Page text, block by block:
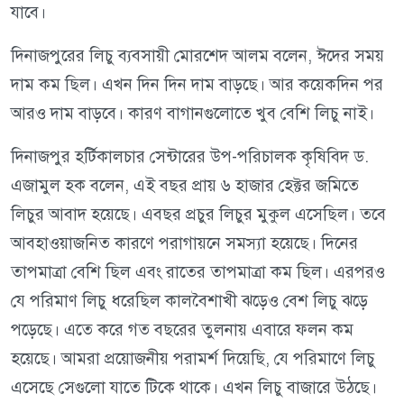
যাবে।
দিনাজপুরের লিচু ব্যবসায়ী মোরশেদ আলম বলেন, ঈদের সময়
দাম কম ছিল। এখন দিন দিন দাম বাড়ছে। আর কয়েকদিন পর
আরও দাম বাড়বে। কারণ বাগানগুলোতে খুব বেশি লিচু নাই।
দিনাজপুর হর্টিকালচার সেন্টারের উপ-পরিচালক কৃষিবিদ ড.
এজামুল হক বলেন, এই বছর প্রায় ৬ হাজার হেক্টর জমিতে
লিচুর আবাদ হয়েছে। এবছর প্রচুর লিচুর মুকুল এসেছিল। তবে
আবহাওয়াজনিত কারণে পরাগায়নে সমস্যা হয়েছে। দিনের
তাপমাত্রা বেশি ছিল এবং রাতের তাপমাত্রা কম ছিল। এরপরও
যে পরিমাণ লিচু ধরেছিল কালবৈশাখী ঝড়েও বেশ লিচু ঝড়ে
পড়েছে। এতে করে গত বছরের তুলনায় এবারে ফলন কম
হয়েছে। আমরা প্রয়োজনীয় পরামর্শ দিয়েছি, যে পরিমাণে লিচু
এসেছে সেগুলো যাতে টিকে থাকে। এখন লিচু বাজারে উঠছে।